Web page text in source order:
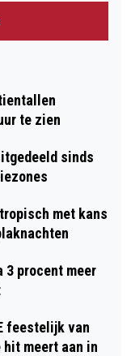
te zien
sinds
met kans
3 procent meer
feestelijk van
meert aan in